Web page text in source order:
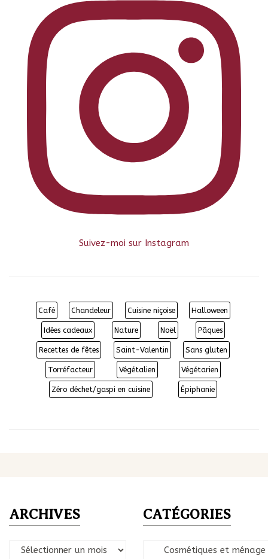
Suivez-moi sur Instagram
Café Chandeleur Cuisine niçoise Halloween
Idées cadeaux Nature Noël Pâques
Recettes de fêtes Saint-Valentin Sans gluten
Torréfacteur Végétalien Végétarien
Zéro déchet/gaspi en cuisine Épiphanie
ARCHIVES
Archives
CATÉGORIES
Catégories